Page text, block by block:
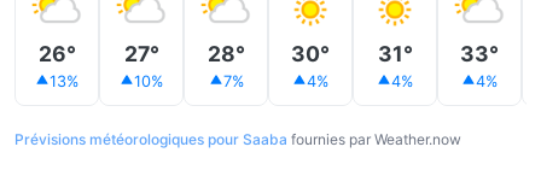
26°
13%
27°
10%
28°
7%
30°
4%
31°
4%
33°
4%
Prévisions météorologiques pour Saaba fournies par Weather.now